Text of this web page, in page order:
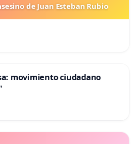
de Juan Esteban Rubio
movimiento ciudadano